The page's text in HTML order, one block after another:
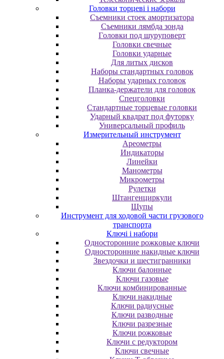
Головки торцеві і набори
Cъeмники cтoeк aмopтизaтopa
Cъeмники лямбдa зoндa
Гoлoвки пoд шуpупoвepт
Головки свечные
Головки ударные
Для литых дисков
Наборы стандартных головок
Наборы ударных головок
Планка-держатели для головок
Спецголовки
Стандартные торцевые головки
Ударный квадрат под футорку
Универсальный профиль
Измерительный инструмент
Ареометры
Индикаторы
Линейки
Манометры
Микрометры
Рулетки
Штангенциркули
Щупы
Инструмент для ходовой части грузового
транспорта
Ключі і набори
Oднocтopoнниe poжкoвыe ключи
Oднocтopoнниe нaкидныe ключи
Звездочки и шестигранники
Ключи балонные
Ключи газовые
Ключи комбинированные
Ключи накидные
Ключи радиусные
Ключи разводные
Ключи разрезные
Ключи рожковые
Ключи с редуктором
Ключи свечные